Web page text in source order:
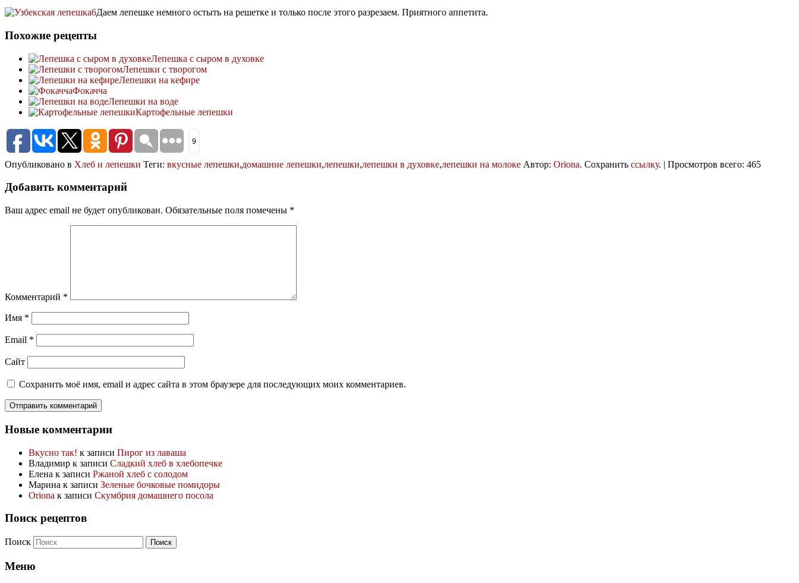
Даем лепешке немного остыть на решетке и только после этого разрезаем. Приятного аппетита.
Похожие рецепты
Лепешка с сыром в духовке
Лепешки с творогом
Лепешки на кефире
Фокачча
Лепешки на воде
Картофельные лепешки
9
Опубликовано в Хлеб и лепешки Теги: вкусные лепешки,домашние лепешки,лепешки,лепешки в духовке,лепешки на молоке Автор: Oriona. Сохранить ссылку. | Просмотров всего: 465
Добавить комментарий
Ваш адрес email не будет опубликован. Обязательные поля помечены *
Комментарий *
Имя *
Email *
Сайт
Сохранить моё имя, email и адрес сайта в этом браузере для последующих моих комментариев.
Новые комментарии
Вкусно так! к записи Пирог из лаваша
Владимир к записи Сладкий хлеб в хлебопечке
Елена к записи Ржаной хлеб с солодом
Марина к записи Зеленые бочковые помидоры
Oriona к записи Скумбрия домашнего посола
Поиск рецептов
Поиск
Меню